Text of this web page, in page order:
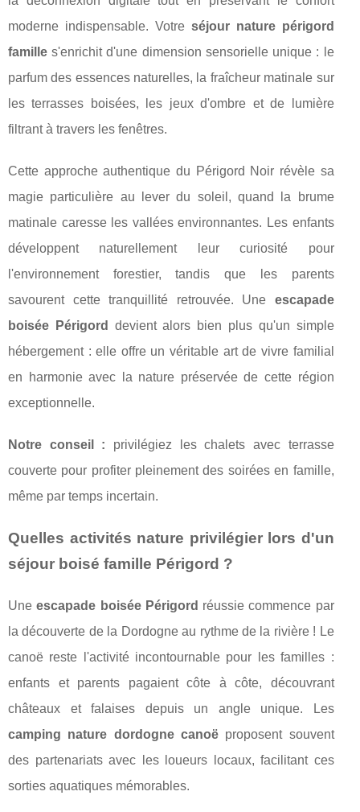
moderne indispensable. Votre séjour nature périgord
famille s'enrichit d'une dimension sensorielle unique : le
parfum des essences naturelles, la fraîcheur matinale sur
les terrasses boisées, les jeux d'ombre et de lumière
filtrant à travers les fenêtres.
Cette approche authentique du Périgord Noir révèle sa
magie particulière au lever du soleil, quand la brume
matinale caresse les vallées environnantes. Les enfants
développent naturellement leur curiosité pour
l'environnement forestier, tandis que les parents
savourent cette tranquillité retrouvée. Une escapade
boisée Périgord
devient alors bien plus qu'un simple
hébergement : elle offre un véritable art de vivre familial
en harmonie avec la nature préservée de cette région
exceptionnelle.
Notre conseil : privilégiez les chalets avec terrasse
couverte pour profiter pleinement des soirées en famille,
même par temps incertain.
Quelles activités nature privilégier lors d'un
séjour boisé famille Périgord ?
Uneescapade boisée Périgord réussie commence par
la découverte de la Dordogne au rythme de la rivière ! Le
canoë reste l'activité incontournable pour les familles :
enfants et parents pagaient côte à côte, découvrant
châteaux et falaises depuis un angle unique. Les
camping nature dordogne canoëproposent souvent
des partenariats avec les loueurs locaux, facilitant ces
sorties aquatiques mémorables.